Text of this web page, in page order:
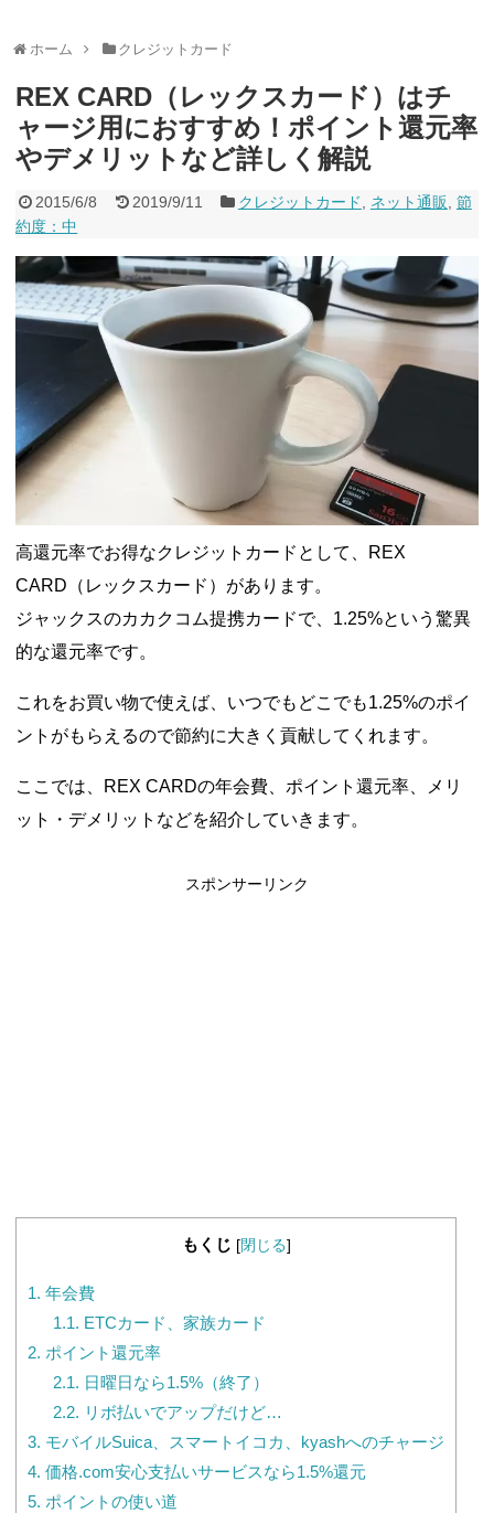
ホーム
クレジットカード
REX CARD（レックスカード）はチ
ャージ用におすすめ！ポイント還元率
やデメリットなど詳しく解説
2015/6/8 2019/9/11 クレジットカード ネット通販
節
約度：中
高還元率でお得なクレジットカードとして、REX
CARD（レックスカード）があります。
ジャックスのカカクコム提携カードで、1.25%という驚異
的な還元率です。
これをお買い物で使えば、いつでもどこでも1.25%のポイ
ントがもらえるので節約に大きく貢献してくれます。
ここでは、REX CARDの年会費、ポイント還元率、メリ
ット・デメリットなどを紹介していきます。
スポンサーリンク
もくじ [閉じる]
1. 年会費
1.1. ETCカード、家族カード
2. ポイント還元率
2.1. 日曜日なら1.5%（終了）
2.2. リボ払いでアップだけど…
3. モバイルSuica、スマートイコカ、kyashへのチャージ
4. 価格.com安心支払いサービスなら1.5%還元
5. ポイントの使い道